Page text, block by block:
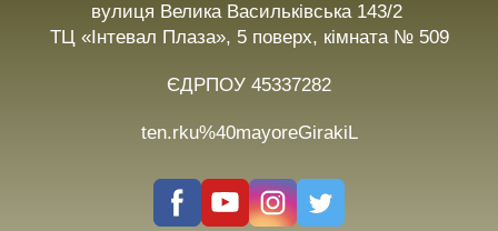
вулиця Велика Васильківська 143/2
ТЦ «Інтевал Плаза», 5 поверх, кімната № 509
ЄДРПОУ 45337282
ten.rku%40mayoreGirakiL